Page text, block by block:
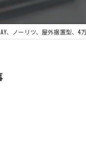
ビルトイン食洗機
浴室換気扇
、ノーリツ、屋外据置型、4